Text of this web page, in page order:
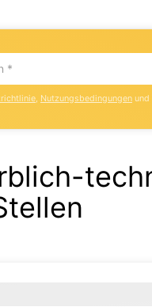
, Nutzungsbedingungen und